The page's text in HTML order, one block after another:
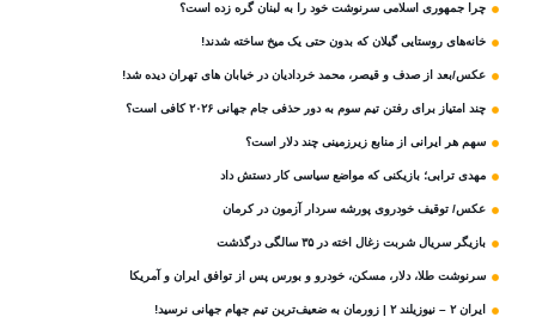
چرا جمهوری اسلامی سرنوشت خود را به لبنان گره زده است؟
خانه‌های روستایی گیلان که بدون حتی یک میخ ساخته شدند!
عکس/بعد از صدف و قیصر، محمد خردادیان در خیابان های تهران دیده شد!
چند امتیاز برای رفتن تیم سوم به دور حذفی جام جهانی ۲۰۲۶ کافی است؟
سهم هر ایرانی از منابع زیرزمینی چند دلار است؟
مهدی ترابی؛ بازیکنی که مواضع سیاسی‌ کار دستش داد
عکس/ توقیف خودروی پورشه سردار آزمون در کرمان
بازیگر سریال شربت زغال‌ اخته در ۳۵ سالگی درگذشت
سرنوشت طلا، دلار، مسکن، خودرو و بورس پس از توافق ایران و آمریکا
ایران ۲ – نیوزیلند ۲ | زورمان به ضعیف‌ترین تیم جهام جهانی نرسید!